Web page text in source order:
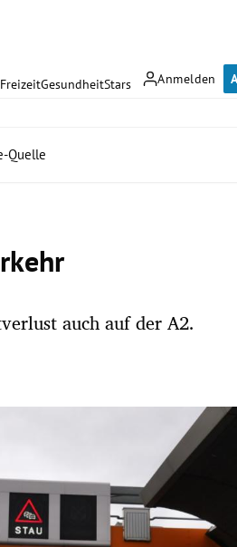
Anmelden
FreizeitGesundheitStars
Quelle
auch auf der A2.